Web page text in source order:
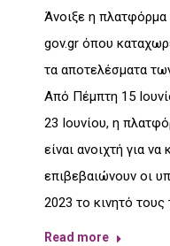
Άνοιξε η πλατφόρμα
gov.gr όπου
τα αποτελέσματα
Από Πέμπτη 15
23 Ιουνίου, η
είναι ανοιχτή για
επιβεβαιώνουν οι
2023 το κινητό
Read more